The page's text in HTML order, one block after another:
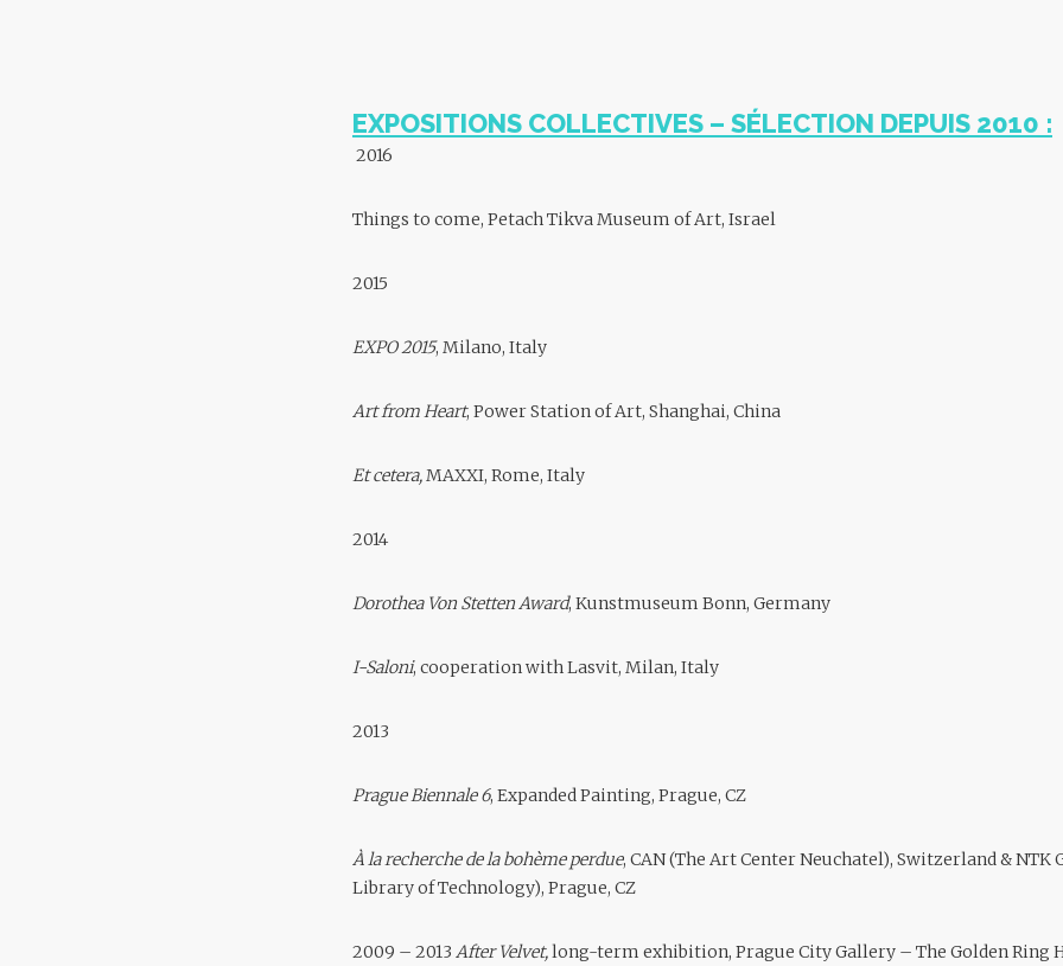
EXPOSITIONS COLLECTIVES – SÉLECTION DEPUIS 2010 :
2016
Things to come, Petach Tikva Museum of Art, Israel
2015
EXPO 2015, Milano, Italy
Art from Heart, Power Station of Art, Shanghai, China
Et cetera,MAXXI, Rome, Italy
2014
Dorothea Von Stetten Award, Kunstmuseum Bonn, Germany
I-Saloni, cooperation with Lasvit, Milan, Italy
2013
Prague Biennale 6, Expanded Painting, Prague, CZ
À la recherche de la bohème perdue, CAN (The Art Center Neuchatel), Switzerland &
Library of Technology), Prague, CZ
2009 – 2013 After Velvet,long-term exhibition, Prague City Gallery – The Golden Ring